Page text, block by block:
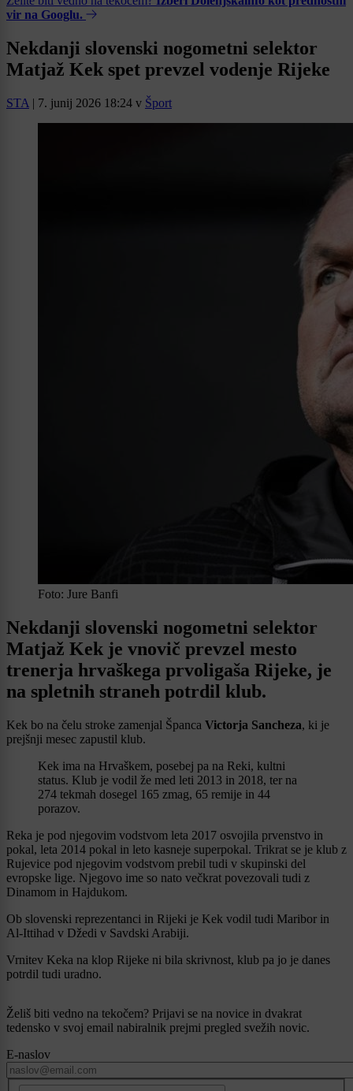
vir na Googlu.
Nekdanji slovenski nogometni selektor
Matjaž Kek spet prevzel vodenje Rijeke
STA | 7. junij 2026 18:24 v Šport
Foto: Jure Banfi
Nekdanji slovenski nogometni selektor
Matjaž Kek je vnovič prevzel mesto
trenerja hrvaškega prvoligaša Rijeke, je
na spletnih straneh potrdil klub.
Kek bo na čelu stroke zamenjal Španca Victorja Sancheza, ki je
prejšnji mesec zapustil klub.
Kek ima na Hrvaškem, posebej pa na Reki, kultni
status. Klub je vodil že med leti 2013 in 2018, ter na
274 tekmah dosegel 165 zmag, 65 remije in 44
porazov.
Reka je pod njegovim vodstvom leta 2017 osvojila prvenstvo in
pokal, leta 2014 pokal in leto kasneje superpokal. Trikrat se je klub z
Rujevice pod njegovim vodstvom prebil tudi v skupinski del
evropske lige. Njegovo ime so nato večkrat povezovali tudi z
Dinamom in Hajdukom.
Ob slovenski reprezentanci in Rijeki je Kek vodil tudi Maribor in
Al-Ittihad v Džedi v Savdski Arabiji.
Vrnitev Keka na klop Rijeke ni bila skrivnost, klub pa jo je danes
potrdil tudi uradno.
Želiš biti vedno na tekočem? Prijavi se na novice in dvakrat
tedensko v svoj email nabiralnik prejmi pregled svežih novic.
E-naslov